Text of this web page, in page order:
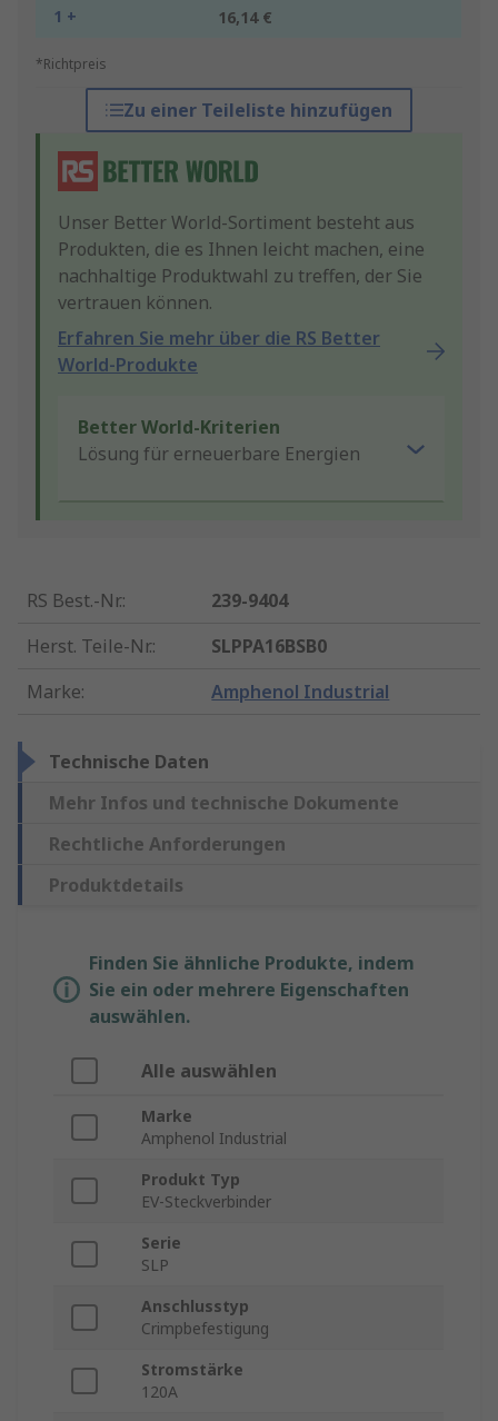
1 + 16,14 €
*Richtpreis
Zu einer Teileliste hinzufügen
Unser Better World-Sortiment besteht aus
Produkten, die es Ihnen leicht machen, eine
nachhaltige Produktwahl zu treffen, der Sie
vertrauen können.
Erfahren Sie mehr über die RS Better
World-Produkte
Better World-Kriterien
Lösung für erneuerbare Energien
RS Best.-Nr.:
239-9404
Herst. Teile-Nr.:
SLPPA16BSB0
Marke: Amphenol Industrial
Technische Daten
Mehr Infos und technische Dokumente
Rechtliche Anforderungen
Produktdetails
Finden Sie ähnliche Produkte, indem
Sie ein oder mehrere Eigenschaften
auswählen.
Alle auswählen
Marke
Amphenol Industrial
Produkt Typ
EV-Steckverbinder
Serie
SLP
Anschlusstyp
Crimpbefestigung
Stromstärke
120A